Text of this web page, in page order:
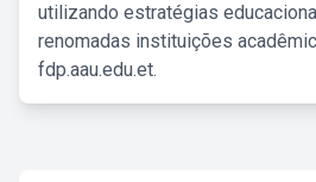
utilizando estratégias
renomadas instituições
fdp.aau.edu.et.